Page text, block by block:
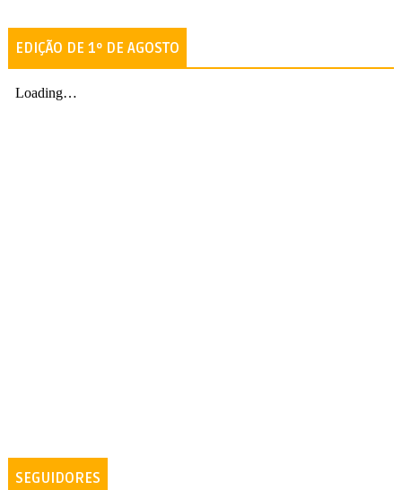
EDIÇÃO DE 1º DE AGOSTO
SEGUIDORES